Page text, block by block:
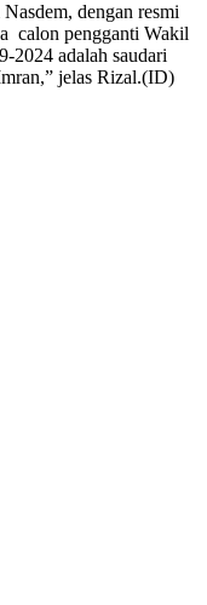
dengan resmi
calon pengganti Wakil
2024 adalah saudari
jelas Rizal.(ID)